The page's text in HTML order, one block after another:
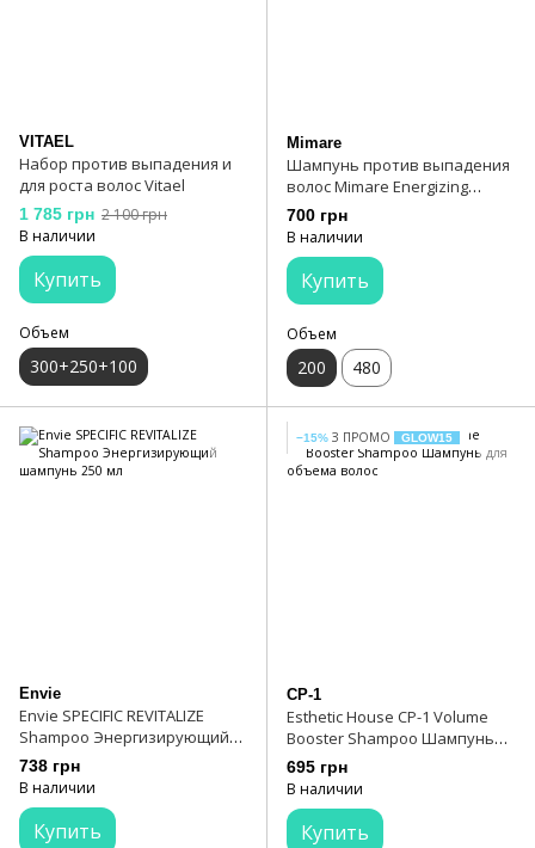
VITAEL
Набор против выпадения и
для роста волос Vitael
1 785 грн 2 100 грн
В наличии
Купить
Объем
300+250+100
Mimare
Шампунь против выпадения
волос Mimare Energizing
Shampoo 200 мл
700 грн
В наличии
Купить
Объем
200 480
Envie
Envie SPECIFIC REVITALIZE
Shampoo Энергизирующий
шампунь 250 мл
738 грн
В наличии
Купить
−15% З ПРОМО GLOW15
CP-1
Esthetic House CP-1 Volume
Booster Shampoo Шампунь
для объема волос
695 грн
В наличии
Купить